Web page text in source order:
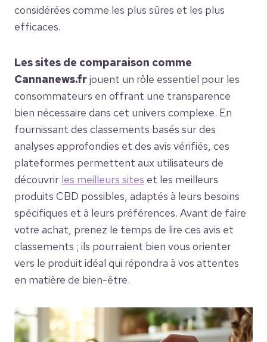
considérées comme les plus sûres et les plus
efficaces.
Les sites de comparaison comme
Cannanews.frjouent un rôle essentiel pour les
consommateurs en offrant une transparence
bien nécessaire dans cet univers complexe. En
fournissant des classements basés sur des
analyses approfondies et des avis vérifiés, ces
plateformes permettent aux utilisateurs de
découvrir les meilleurs sites et les meilleurs
produits CBD possibles, adaptés à leurs besoins
spécifiques et à leurs préférences. Avant de faire
votre achat, prenez le temps de lire ces avis et
classements ; ils pourraient bien vous orienter
vers le produit idéal qui répondra à vos attentes
en matière de bien-être.